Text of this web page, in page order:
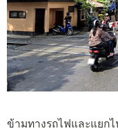
ข้ามทางรถไฟและแยก